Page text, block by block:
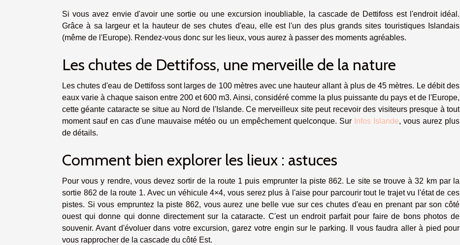
Si vous avez envie d'avoir une sortie ou une excursion inoubliable, la cascade de Dettifoss est l'endroit idéal.
Grâce à sa largeur et la hauteur de ses chutes d'eau, elle est l'un des plus grands sites touristiques Islandais
(même de l'Europe). Rendez-vous donc sur les lieux, vous aurez à passer des moments agréables.
Les chutes de Dettifoss, une merveille de la nature
Les chutes d'eau de Dettifoss sont larges de 100 mètres avec une hauteur allant à plus de 45 mètres. Le débit des
eaux varie à chaque saison entre 200 et 600 m3. Ainsi, considéré comme la plus puissante du pays et de l'Europe,
cette géante cataracte se situe au Nord de l'Islande. Ce merveilleux site peut recevoir des visiteurs presque à tout
moment sauf en cas d'une mauvaise météo ou un empêchement quelconque. Sur Infos Islande, vous aurez plus
de détails.
Comment bien explorer les lieux : astuces
Pour vous y rendre, vous devez sortir de la route 1 puis emprunter la piste 862. Le site se trouve à 32 km par la
sortie 862 de la route 1. Avec un véhicule 4×4, vous serez plus à l'aise pour parcourir tout le trajet vu l'état de ces
pistes. Si vous empruntez la piste 862, vous aurez une belle vue sur ces chutes d'eau en prenant par son côté
ouest qui donne qui donne directement sur la cataracte. C'est un endroit parfait pour faire de bons photos de
souvenir. Avant d'évoluer dans votre excursion, garez votre engin sur le parking. Il vous faudra aller à pied pour
vous rapprocher de la cascade du côté Est.